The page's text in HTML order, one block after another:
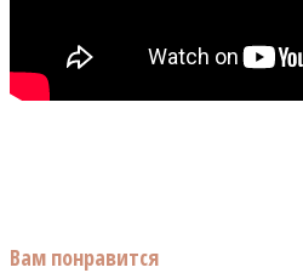
Вам понравится